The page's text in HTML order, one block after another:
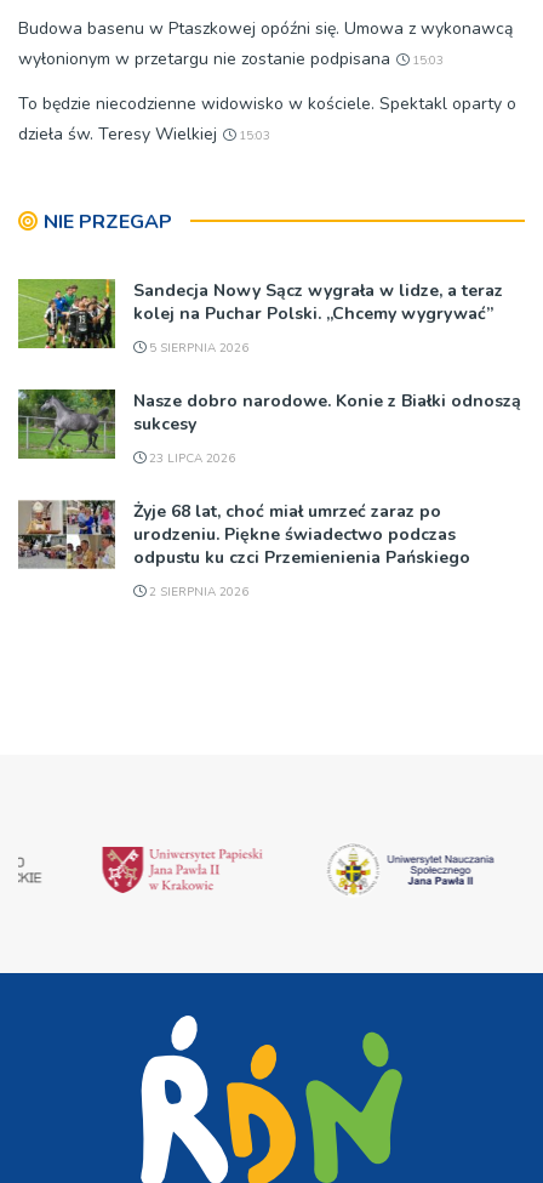
Budowa basenu w Ptaszkowej opóźni się. Umowa z wykonawcą
wyłonionym w przetargu nie zostanie podpisana
15:03
To będzie niecodzienne widowisko w kościele. Spektakl oparty o
dzieła św. Teresy Wielkiej
15:03
NIE PRZEGAP
Sandecja Nowy Sącz wygrała w lidze, a teraz
kolej na Puchar Polski. „Chcemy wygrywać”
5 SIERPNIA 2026
Nasze dobro narodowe. Konie z Białki odnoszą
sukcesy
23 LIPCA 2026
Żyje 68 lat, choć miał umrzeć zaraz po
urodzeniu. Piękne świadectwo podczas
odpustu ku czci Przemienienia Pańskiego
2 SIERPNIA 2026